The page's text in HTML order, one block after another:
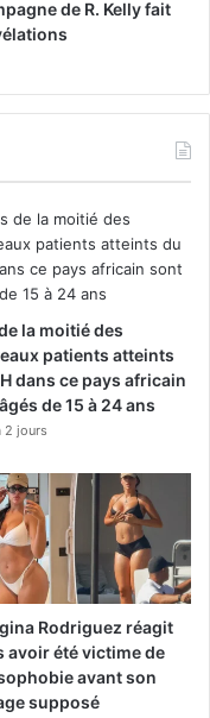
de R. Kelly fait
la moitié des
patients atteints
dans ce pays africain
de 15 à 24 ans
2 jours
Rodriguez réagit
avoir été victime de
avant son
supposé